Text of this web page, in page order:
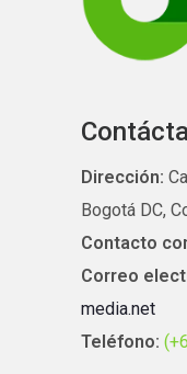
Dirección:
Bogotá DC,
Contacto
Correo
media.net
Teléfono: